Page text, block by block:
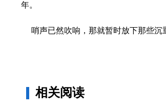
年。
哨声已然吹响，那就暂时放下那些沉
相关阅读